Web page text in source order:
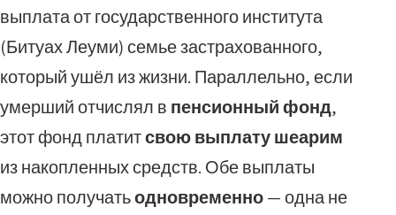
выплата от государственного института
(Битуах Леуми) семье застрахованного,
который ушёл из жизни. Параллельно, если
умерший отчислял в пенсионный фонд,
этот фонд платитсвою выплату шеарим
из накопленных средств. Обе выплаты
можно получатьодновременно— одна не